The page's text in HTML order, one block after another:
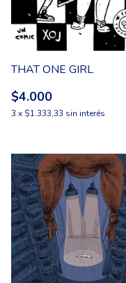
THAT ONE GIRL
$4.000
3 x $1.333,33 sin interés